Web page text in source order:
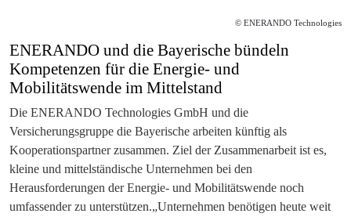
© ENERANDO Technologies
ENERANDO und die Bayerische bündeln
Kompetenzen für die Energie- und
Mobilitätswende im Mittelstand
Die ENERANDO Technologies GmbH und die
Versicherungsgruppe die Bayerische arbeiten künftig als
Kooperationspartner zusammen. Ziel der Zusammenarbeit ist es,
kleine und mittelständische Unternehmen bei den
Herausforderungen der Energie- und Mobilitätswende noch
umfassender zu unterstützen.„Unternehmen benötigen heute weit